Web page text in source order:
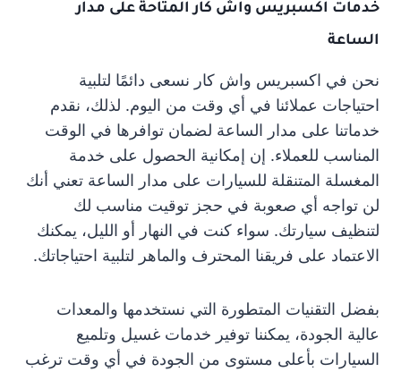
خدمات اكسبريس واش كار المتاحة على مدار
الساعة
نحن في اكسبريس واش كار نسعى دائمًا لتلبية
احتياجات عملائنا في أي وقت من اليوم. لذلك، نقدم
خدماتنا على مدار الساعة لضمان توافرها في الوقت
المناسب للعملاء. إن إمكانية الحصول على خدمة
المغسلة المتنقلة للسيارات على مدار الساعة تعني أنك
لن تواجه أي صعوبة في حجز توقيت مناسب لك
لتنظيف سيارتك. سواء كنت في النهار أو الليل، يمكنك
الاعتماد على فريقنا المحترف والماهر لتلبية احتياجاتك.
بفضل التقنيات المتطورة التي نستخدمها والمعدات
عالية الجودة، يمكننا توفير خدمات غسيل وتلميع
السيارات بأعلى مستوى من الجودة في أي وقت ترغب